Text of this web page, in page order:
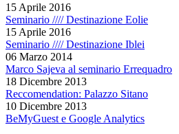
15 Aprile 2016
Seminario //// Destinazione Eolie
15 Aprile 2016
Seminario //// Destinazione Iblei
06 Marzo 2014
Marco Sajeva al seminario Errequadro
18 Dicembre 2013
Reccomendation: Palazzo Sitano
10 Dicembre 2013
BeMyGuest e Google Analytics